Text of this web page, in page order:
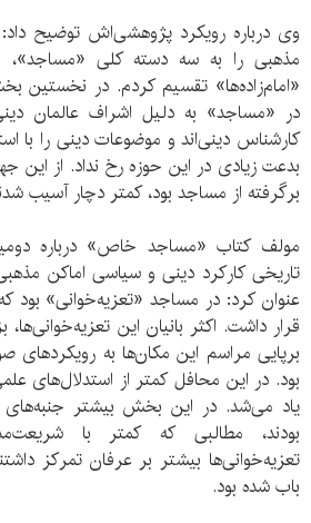
وی درباره رویکرد پژوهشی‌اش توضیح
مذهبی را به سه دسته کلی «مساجد»،
«امام‌زاده‌ها» تقسیم کردم. در نخستین
در «مساجد» به دلیل اشراف عالمان
کارشناس دینی‌اند و موضوعات دینی را با
بدعت‌ زیادی در این حوزه رخ نداد. از این
برگرفته از مساجد بود، کمتر دچار آسیب
مولف کتاب «مساجد خاص» درباره
تاریخی کارکرد دینی و سیاسی اماکن
عنوان کرد: در مساجد «تعزیه‌خوانی» بود
قرار داشت. اکثر بانیان این
برپایی مراسم این مکان‌ها به رویکردهای
بود. در این محافل کمتر از استدلال‌های
یاد می‌شد. در این بخش بیشتر
بودند، مطالبی که کمتر با
تعزیه‌خوانی‌ها بیشتر بر عرفان تمرکز
باب شده بود.